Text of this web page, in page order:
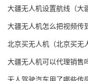
北京买无人机（北京买无